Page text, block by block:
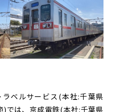
ベルサービス(本社:千葉県
)では、京成電鉄(本社:千葉県